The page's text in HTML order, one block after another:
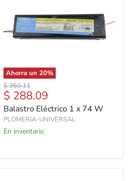
Ahorra un 20%
Precio
original
$ 360.11
Precio
actual
$ 288.09
Balastro Eléctrico 1 x 74 W
PLOMERIA-UNIVERSAL
En inventario